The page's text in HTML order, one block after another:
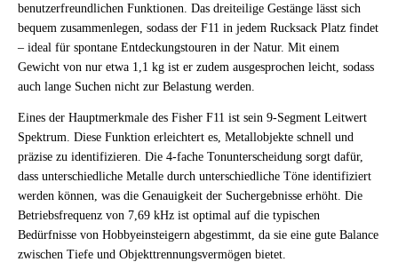
benutzerfreundlichen Funktionen. Das dreiteilige Gestänge lässt sich
bequem zusammenlegen, sodass der F11 in jedem Rucksack Platz findet
– ideal für spontane Entdeckungstouren in der Natur. Mit einem
Gewicht von nur etwa 1,1 kg ist er zudem ausgesprochen leicht, sodass
auch lange Suchen nicht zur Belastung werden.
Eines der Hauptmerkmale des Fisher F11 ist sein 9-Segment Leitwert
Spektrum. Diese Funktion erleichtert es, Metallobjekte schnell und
präzise zu identifizieren. Die 4-fache Tonunterscheidung sorgt dafür,
dass unterschiedliche Metalle durch unterschiedliche Töne identifiziert
werden können, was die Genauigkeit der Suchergebnisse erhöht. Die
Betriebsfrequenz von 7,69 kHz ist optimal auf die typischen
Bedürfnisse von Hobbyeinsteigern abgestimmt, da sie eine gute Balance
zwischen Tiefe und Objekttrennungsvermögen bietet.